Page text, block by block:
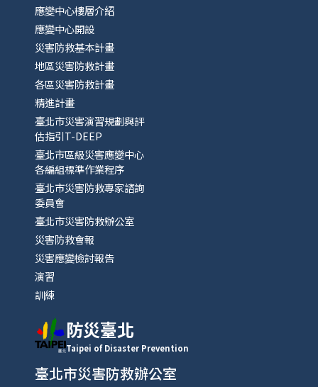
應變中心樓層介紹
應變中心開設
災害防救基本計畫
地區災害防救計畫
各區災害防救計畫
精進計畫
臺北市災害演習規劃與評
估指引T-DEEP
臺北市區級災害應變中心
各編組標準作業程序
臺北市災害防救專家諮詢
委員會
臺北市災害防救辦公室
災害防救會報
災害應變檢討報告
演習
訓練
防災臺北
Taipei of Disaster Prevention
臺北市災害防救辦公室